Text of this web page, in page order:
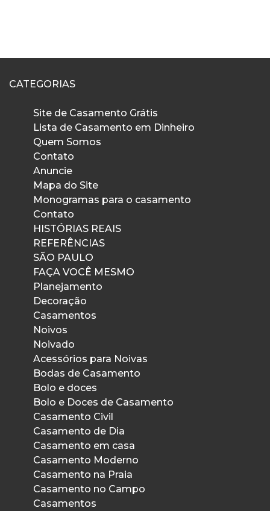
CATEGORIAS
Site de Casamento Grátis
Lista de Casamento em Dinheiro
Quem Somos
Contato
Anuncie
Mapa do Site
Monogramas para o casamento
Contato
HISTÓRIAS REAIS
REFERÊNCIAS
SÃO PAULO
FAÇA VOCÊ MESMO
Planejamento
Decoração
Casamentos
Noivos
Noivado
Acessórios para Noivas
Bodas de Casamento
Bolo e doces
Bolo e Doces de Casamento
Casamento Civil
Casamento de Dia
Casamento em casa
Casamento Moderno
Casamento na Praia
Casamento no Campo
Casamentos